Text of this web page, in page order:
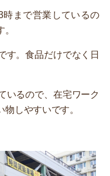
まで営業しているの
す。食品だけでなく日
いるので、在宅ワーク
しやすいです。